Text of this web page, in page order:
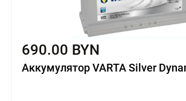
690.00 BYN
Аккумулятор VARTA Silver